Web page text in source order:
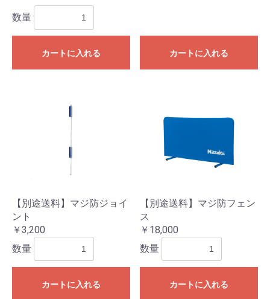
数量
カートに入れる カートに入れる
【別途送料】マジ防ジョイ
ント
￥3,200
数量
カートに入れる
【別途送料】マジ防フェン
ス
￥18,000
数量
カートに入れる